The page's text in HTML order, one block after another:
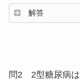
解答
問2 2型糖尿病は